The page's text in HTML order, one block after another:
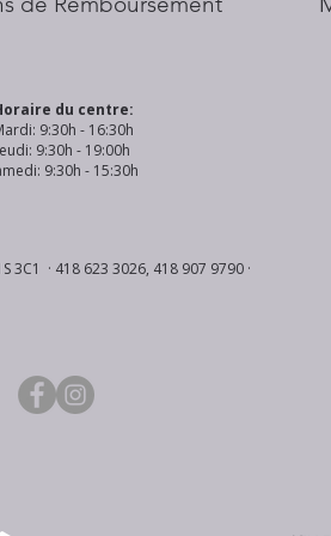
du centre:
9:30h - 16:30h
9:30h - 19:00h
9:30h - 15:30h
3C1 · 418 623 3026, 418 907 9790 ·